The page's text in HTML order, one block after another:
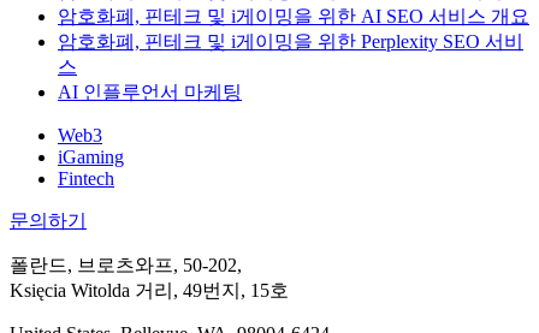
암호화폐, 핀테크 및 i게이밍을 위한 AI SEO 서비스 개요
암호화폐, 핀테크 및 i게이밍을 위한 Perplexity SEO 서비
스
AI 인플루언서 마케팅
Web3
iGaming
Fintech
문의하기
폴란드, 브로츠와프, 50-202,
Księcia Witolda 거리, 49번지, 15호